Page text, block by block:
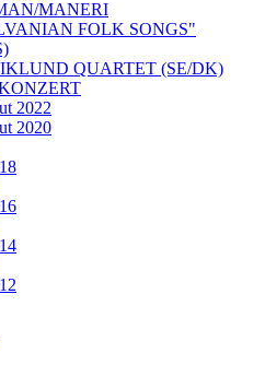
MANERI
FOLK SONGS"
QUARTET (SE/DK)
2022
2020